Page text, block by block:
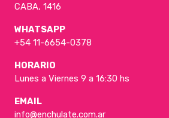
CABA, 1416
WHATSAPP
+54 11-6654-0378
HORARIO
Lunes a Viernes 9 a 16:30 hs
EMAIL
info@enchulate.com.ar